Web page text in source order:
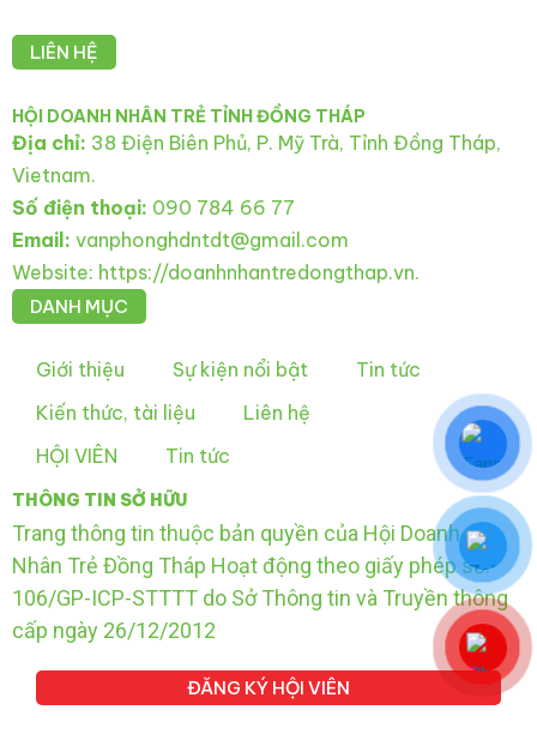
LIÊN HỆ
HỘI DOANH NHÂN TRẺ TỈNH ĐỒNG THÁP
Địa chỉ: 38 Điện Biên Phủ, P. Mỹ Trà, Tỉnh Đồng Tháp,
Vietnam.
Số điện thoại: 090 784 66 77
Email: vanphonghdntdt@gmail.com
Website: https://doanhnhantredongthap.vn.
DANH MỤC
Giới thiệu Sự kiện nổi bật
Tin tức
Kiến thức, tài liệu
Liên hệ
HỘI VIÊN
Tin tức
THÔNG TIN SỞ HỮU
Trang thông tin thuộc bản quyền của Hội Doanh
Nhân Trẻ Đồng Tháp Hoạt động theo giấy phép số:
106/GP-ICP-STTTT do Sở Thông tin và Truyền thông
cấp ngày 26/12/2012
ĐĂNG KÝ HỘI VIÊN